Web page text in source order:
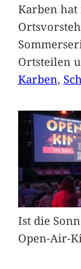
Karben
Ortsteilen
Karben,
Ist die
Open-Air-